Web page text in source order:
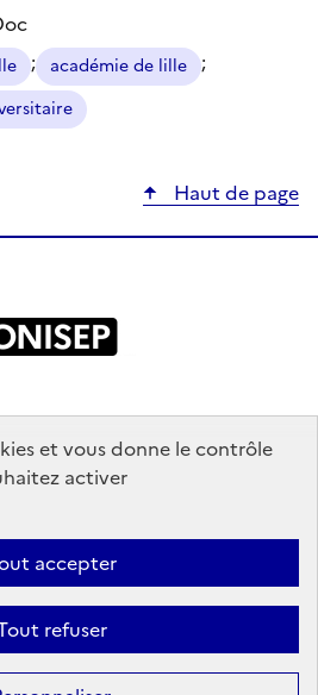
et vous donne le contrôle
activer
accepter
refuser
; académie de lille ;
Haut de page